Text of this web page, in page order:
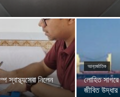
স্বাস্থ্যসেবা নিলেন
আন্তর্জাতিক
লোহিত সাগরে
জীবিত উদ্ধার